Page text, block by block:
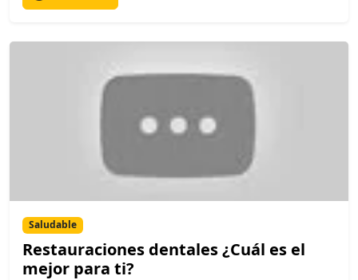
Saludable
Restauraciones dentales ¿Cuál es el
mejor para ti?